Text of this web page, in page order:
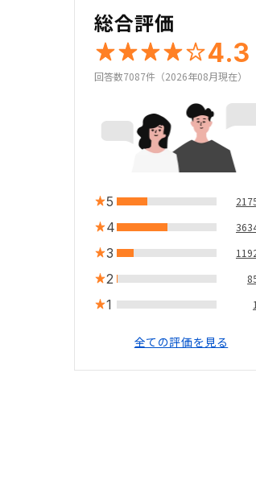
総合評価
4.3
回答数7087件（2026年08月現在）
5
4
3
2
1
全ての評価を見る